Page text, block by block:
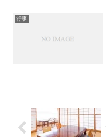
行事